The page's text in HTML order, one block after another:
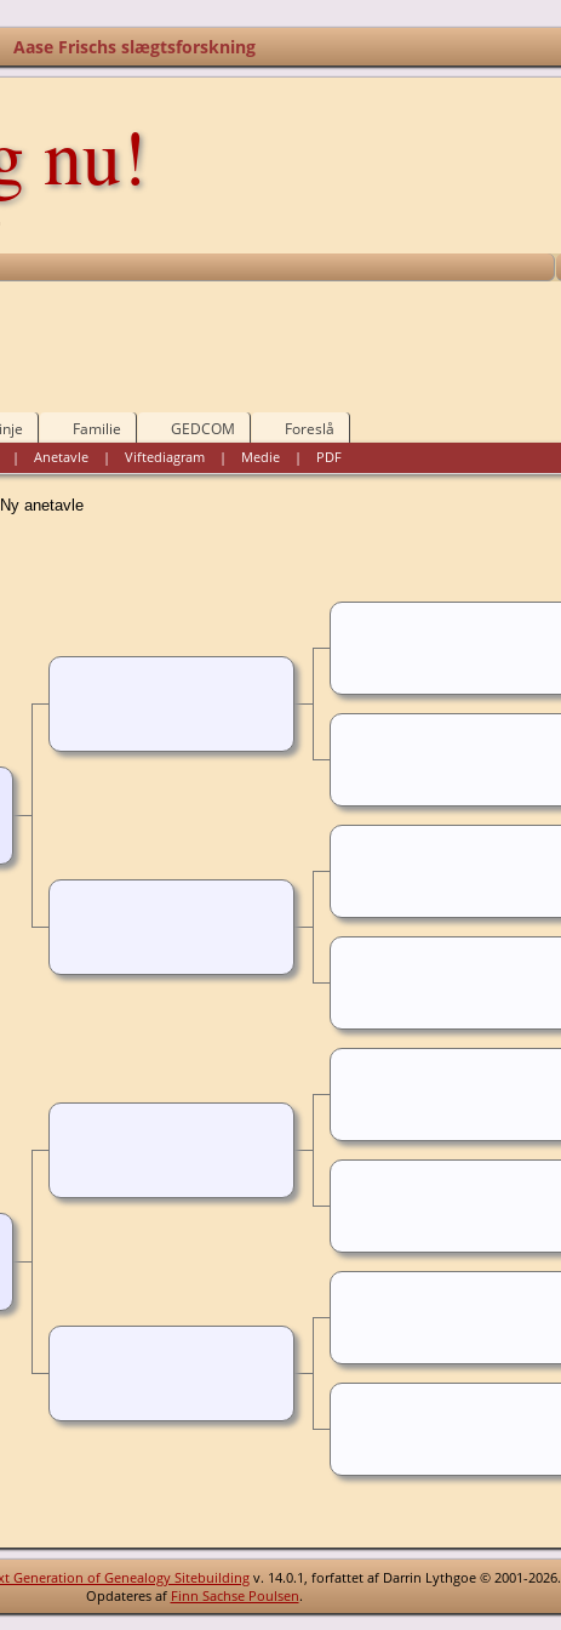
Aase Frischs slægtsforskning
nu!
Familie GEDCOM Foreslå
|Anetavle |Viftediagram | Medie | PDF
anetavle
Generation of Genealogy Sitebuildingv. 14.0.1, forfattet af Darrin Lythgoe © 2001-2026.
Opdateres af Finn Sachse Poulsen.